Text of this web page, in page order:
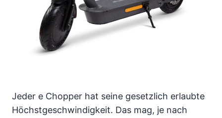
Jeder e Chopper hat seine gesetzlich erlaubte
Höchstgeschwindigkeit. Das mag, je nach